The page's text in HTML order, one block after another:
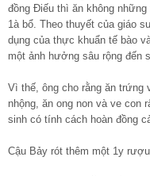
đồng Điếu thì ăn không
1à bổ. Theo thuyết của giáo
dụng của thực khuẩn tế bào
một ảnh hưởng sâu rộng
Vì thế, ông cho rằng ăn trứng
nhộng, ăn ong non và ve con
sinh có tính cách hoàn đồng
Cậu Bảy rót thêm một 1y